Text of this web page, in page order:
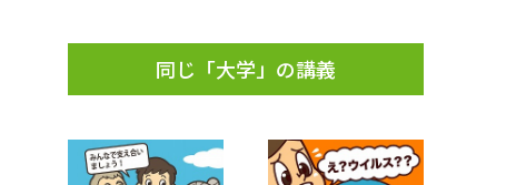
過去問題集
同じ「大学」の講義